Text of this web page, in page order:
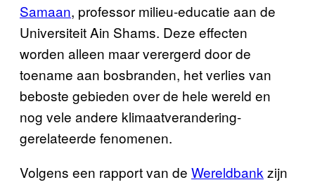
Samaan, professor milieu-educatie aan de
Universiteit Ain Shams. Deze effecten
worden alleen maar verergerd door de
toename aan bosbranden, het verlies van
beboste gebieden over de hele wereld en
nog vele andere klimaatverandering-
gerelateerde fenomenen.
Volgens een rapport van de Wereldbank zijn